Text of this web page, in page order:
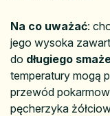
Na co uważać:
jego wysoka
do długiego
temperatury mogą
przewód
pęcherzyka